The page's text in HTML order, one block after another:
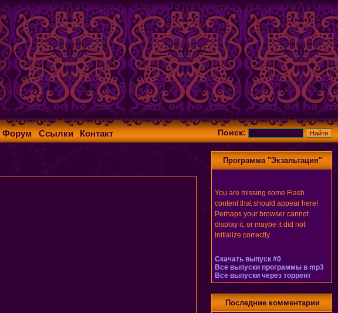
Форум Ссылки Контакт Поиск:
Программа "Экзальтация"
You are missing some Flash
content that should appear here!
Perhaps your browser cannot
display it, or maybe it did not
initialize correctly.
Скачать выпуск #0
Все выпуски программы в mp3
Все выпуски через торрент
Последние комментарии